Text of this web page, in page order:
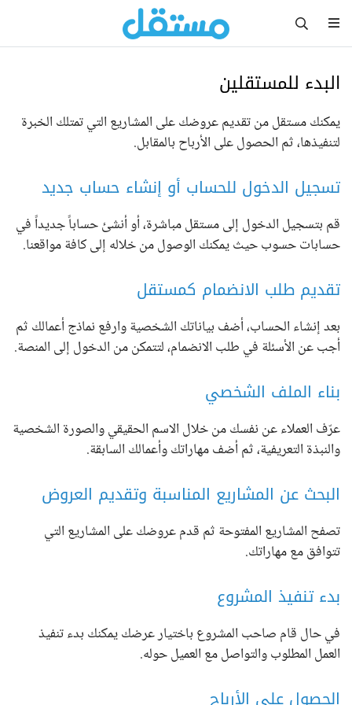
البدء للمستقلين
يمكنك مستقل من تقديم عروضك على المشاريع التي تمتلك الخبرة
لتنفيذها، ثم الحصول على الأرباح بالمقابل.
تسجيل الدخول للحساب أو إنشاء حساب جديد
قم بتسجيل الدخول إلى مستقل مباشرة، أو أنشئ حساباً جديداً في
حسابات حسوب حيث يمكنك الوصول من خلاله إلى كافة مواقعنا.
تقديم طلب الانضمام كمستقل
بعد إنشاء الحساب، أضف بياناتك الشخصية وارفع نماذج أعمالك ثم
أجب عن الأسئلة في طلب الانضمام، لتتمكن من الدخول إلى المنصة.
بناء الملف الشخصي
عرّف العملاء عن نفسك من خلال الاسم الحقيقي والصورة الشخصية
والنبذة التعريفية، ثم أضف مهاراتك وأعمالك السابقة.
البحث عن المشاريع المناسبة وتقديم العروض
تصفح المشاريع المفتوحة ثم قدم عروضك على المشاريع التي
تتوافق مع مهاراتك.
بدء تنفيذ المشروع
في حال قام صاحب المشروع باختيار عرضك يمكنك بدء تنفيذ
العمل المطلوب والتواصل مع العميل حوله.
الحصول على الأرباح